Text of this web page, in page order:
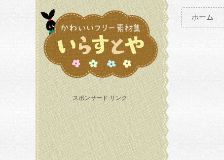
スポンサード リンク
ホーム